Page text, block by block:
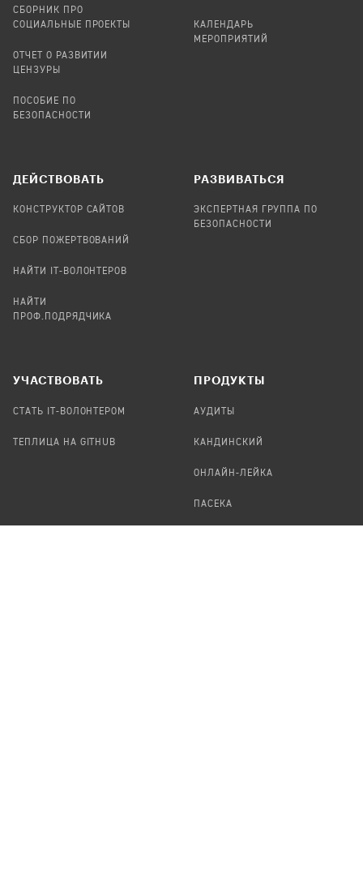
СБОРНИК ПРО
СОЦИАЛЬНЫЕ ПРОЕКТЫ
ОТЧЕТ О РАЗВИТИИ
ЦЕНЗУРЫ
ПОСОБИЕ ПО
БЕЗОПАСНОСТИ
КАЛЕНДАРЬ
МЕРОПРИЯТИЙ
ДЕЙСТВОВАТЬ
КОНСТРУКТОР САЙТОВ
СБОР ПОЖЕРТВОВАНИЙ
НАЙТИ IT-ВОЛОНТЕРОВ
НАЙТИ
ПРОФ.ПОДРЯДЧИКА
РАЗВИВАТЬСЯ
ЭКСПЕРТНАЯ ГРУППА ПО
БЕЗОПАСНОСТИ
УЧАСТВОВАТЬ
СТАТЬ IT-ВОЛОНТЕРОМ
ТЕПЛИЦА НА GITHUB
ПРОДУКТЫ
АУДИТЫ
КАНДИНСКИЙ
ОНЛАЙН-ЛЕЙКА
ПАСЕКА